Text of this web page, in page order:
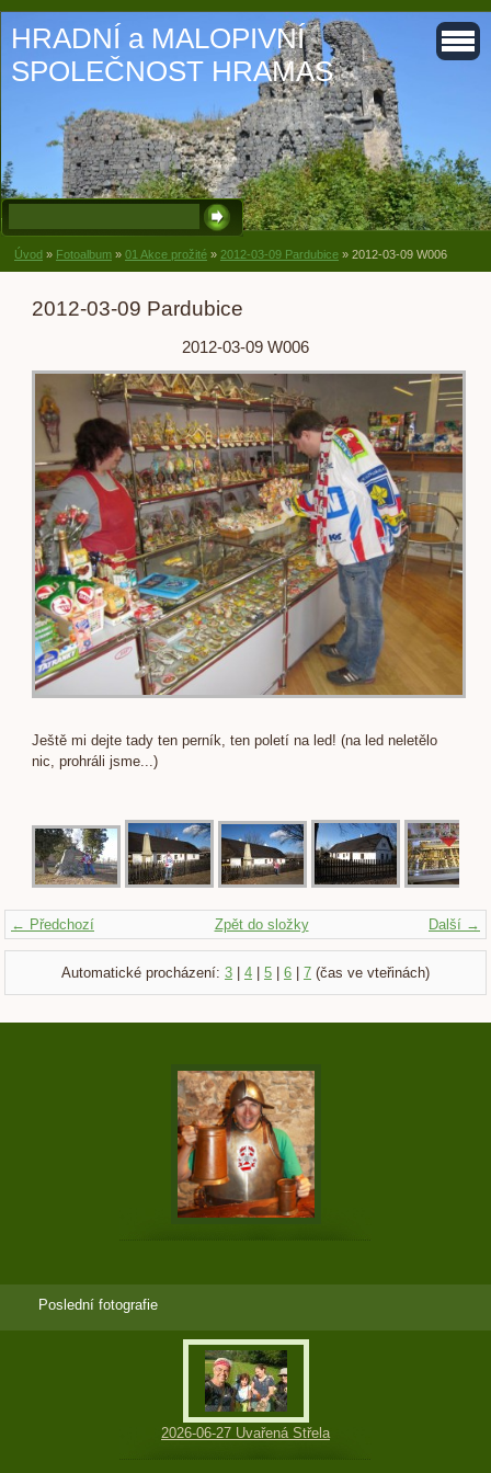
HRADNÍ a MALOPIVNÍ
SPOLEČNOST HRAMAS
Úvod » Fotoalbum » 01 Akce prožité » 2012-03-09 Pardubice » 2012-03-09 W006
2012-03-09 Pardubice
2012-03-09 W006
Ještě mi dejte tady ten perník, ten poletí na led! (na led neletělo
nic, prohráli jsme...)
← Předchozí Další →
Zpět do složky
Automatické procházení: 3 | 4 | 5 | 6 | 7 (čas ve vteřinách)
Poslední fotografie
2026-06-27 Uvařená Střela